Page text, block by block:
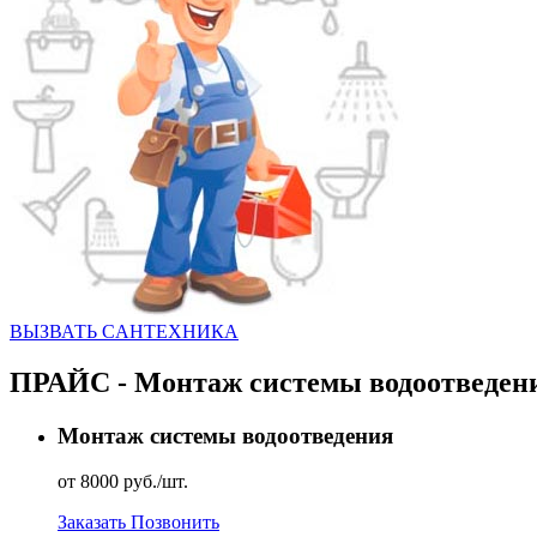
ВЫЗВАТЬ CАНТЕХНИКА
ПРАЙС - Монтаж системы
Монтаж системы водоотведения
от 8000 руб./шт.
Заказать Позвонить